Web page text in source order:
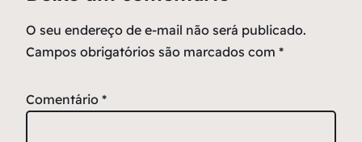
O seu endereço de e-mail não será publicado.
Campos obrigatórios são marcados com *
Comentário *